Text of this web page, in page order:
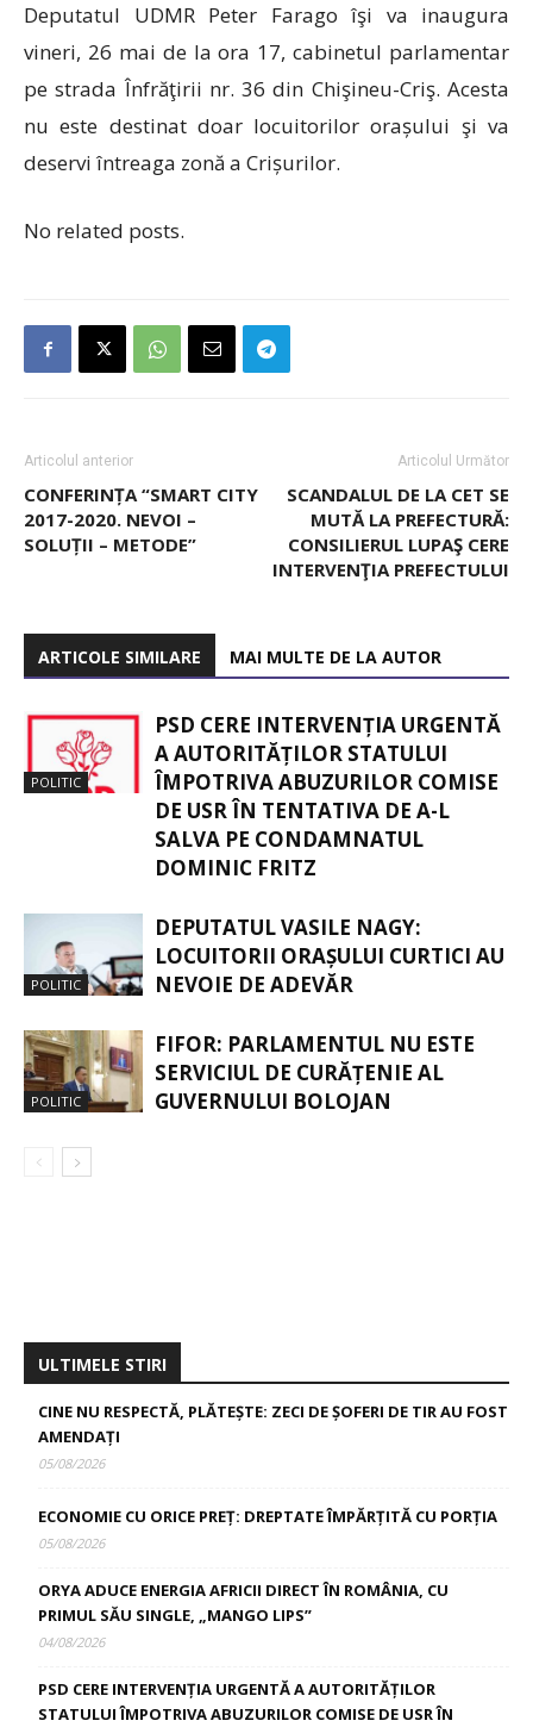
Deputatul UDMR Peter Farago îşi va inaugura
vineri, 26 mai de la ora 17, cabinetul parlamentar
pe strada Înfrăţirii nr. 36 din Chişineu-Criş. Acesta
nu este destinat doar locuitorilor orașului şi va
deservi întreaga zonă a Crișurilor.
No related posts.
Articolul anterior
CONFERINȚA “SMART CITY
2017-2020. NEVOI –
SOLUȚII – METODE”
Articolul Următor
SCANDALUL DE LA CET SE
MUTĂ LA PREFECTURĂ:
CONSILIERUL LUPAŞ CERE
INTERVENŢIA PREFECTULUI
ARTICOLE SIMILARE MAI MULTE DE LA AUTOR
POLITIC
PSD CERE INTERVENȚIA URGENTĂ
A AUTORITĂȚILOR STATULUI
ÎMPOTRIVA ABUZURILOR COMISE
DE USR ÎN TENTATIVA DE A-L
SALVA PE CONDAMNATUL
DOMINIC FRITZ
POLITIC
DEPUTATUL VASILE NAGY:
LOCUITORII ORAȘULUI CURTICI AU
NEVOIE DE ADEVĂR
POLITIC
FIFOR: PARLAMENTUL NU ESTE
SERVICIUL DE CURĂȚENIE AL
GUVERNULUI BOLOJAN
ULTIMELE STIRI
CINE NU RESPECTĂ, PLĂTEȘTE: ZECI DE ȘOFERI DE TIR AU FOST
AMENDAȚI
05/08/2026
ECONOMIE CU ORICE PREȚ: DREPTATE ÎMPĂRȚITĂ CU PORȚIA
05/08/2026
ORYA ADUCE ENERGIA AFRICII DIRECT ÎN ROMÂNIA, CU
PRIMUL SĂU SINGLE, „MANGO LIPS”
04/08/2026
PSD CERE INTERVENȚIA URGENTĂ A AUTORITĂȚILOR
STATULUI ÎMPOTRIVA ABUZURILOR COMISE DE USR ÎN